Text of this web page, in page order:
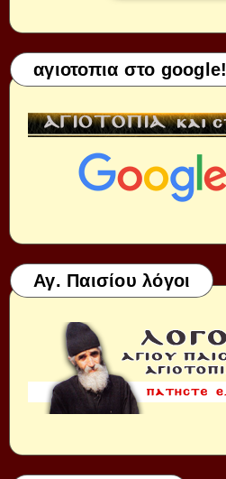
αγιοτοπια στο google!
Αγ. Παισίου λόγοι